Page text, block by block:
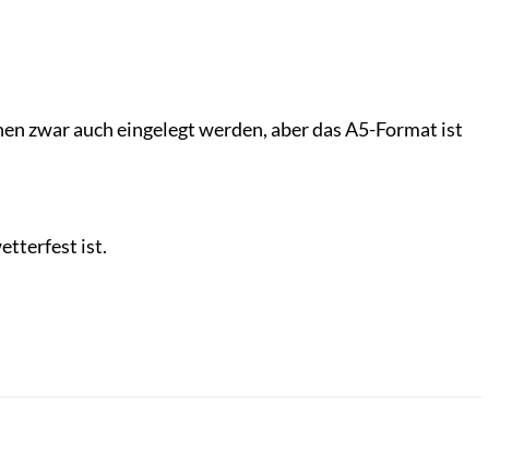
zwar auch eingelegt werden, aber das A5-Format ist
ist.